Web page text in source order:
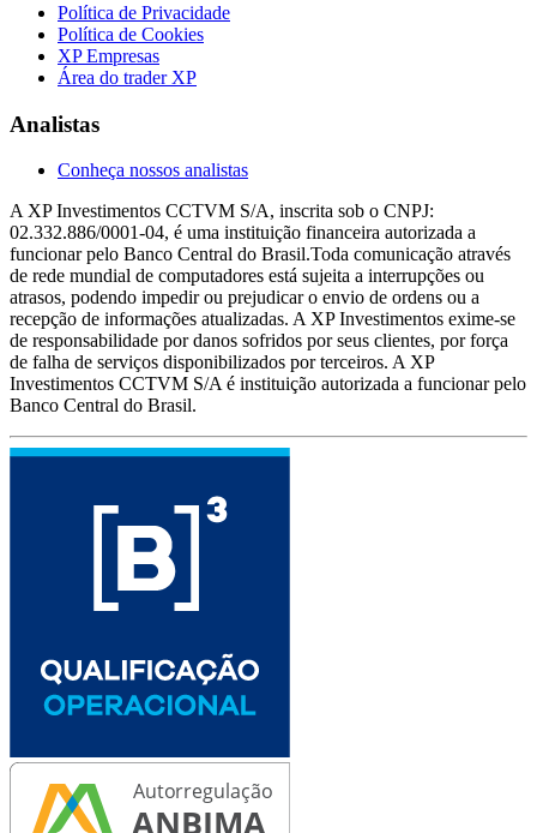
Política de Privacidade
Política de Cookies
XP Empresas
Área do trader XP
Analistas
Conheça nossos analistas
A XP Investimentos CCTVM S/A, inscrita sob o CNPJ:
02.332.886/0001-04, é uma instituição financeira autorizada a
funcionar pelo Banco Central do Brasil.Toda comunicação através
de rede mundial de computadores está sujeita a interrupções ou
atrasos, podendo impedir ou prejudicar o envio de ordens ou a
recepção de informações atualizadas. A XP Investimentos exime-se
de responsabilidade por danos sofridos por seus clientes, por força
de falha de serviços disponibilizados por terceiros. A XP
Investimentos CCTVM S/A é instituição autorizada a funcionar pelo
Banco Central do Brasil.